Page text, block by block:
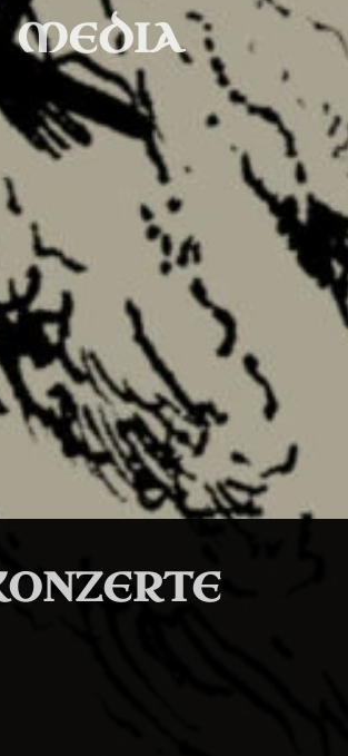
MEDIA